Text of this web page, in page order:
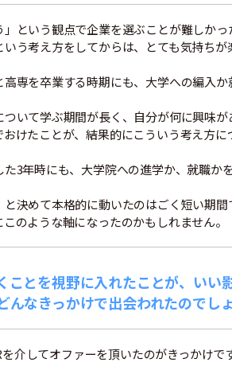
」という観点で企業を選ぶことが難しか
う考え方をしてからは、とても気持ちが
専を卒業する時期にも、大学への編入か
ついて学ぶ期間が長く、自分が何に興味
けたことが、結果的にこういう考え方に
3年時にも、大学院への進学か、就職か
と決めて本格的に動いたのはごく短い期
のような軸になったのかもしれません。
ことを視野に入れたことが、いい
んなきっかけで出会われたのでし
介してオファーを頂いたのがきっかけで